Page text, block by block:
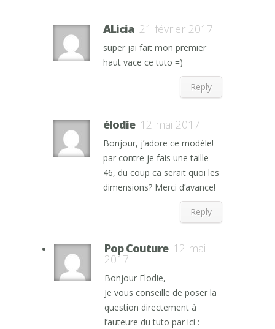
ALicia 21 février 2017
super jai fait mon premier
haut vace ce tuto =)
Reply
élodie 12 mai 2017
Bonjour, j’adore ce modèle!
par contre je fais une taille
46, du coup ca serait quoi les
dimensions? Merci d’avance!
Reply
Pop Couture 12 mai
2017
Bonjour Elodie,
Je vous conseille de poser la
question directement à
l’auteure du tuto par ici :